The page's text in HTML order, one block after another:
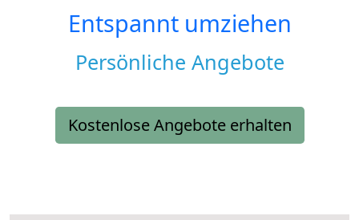
Entspannt umziehen
Persönliche Angebote
Kostenlose Angebote erhalten